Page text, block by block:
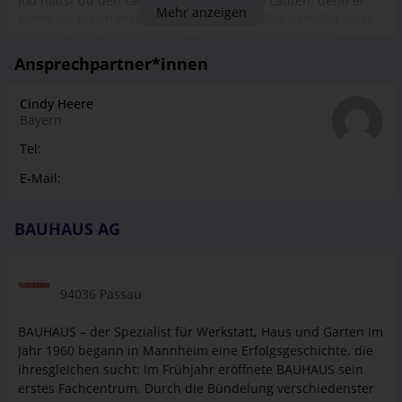
bietet dir gleich mehrere Einsatzgebiete. Du bestellst Ware,
Regale. Kunden berätst du fachkundig, bleibst auch bei den
ausgefallensten Anliegen oder Wünschen stets cool und
Kasse klingeln. Schon während deiner Ausbildung
unterstützen wir dich mit individuellen Weiter­bildungs­
möglichkeiten und machen aus dir einen echten Profi für
zeuge/Maschinen -Elektro/Leuchten/Elektro­installation -
Mehr anzeigen
Ansprechpartner*innen
Cindy Heere
Bayern
Tel:
E-Mail:
BAUHAUS AG
94036 Passau
BAUHAUS – der Spezialist für Werkstatt, Haus und Garten Im
Jahr 1960 begann in Mannheim eine Erfolgsgeschichte, die
ihresgleichen sucht: Im Frühjahr eröffnete BAUHAUS sein
erstes Fachcentrum. Durch die Bündelung verschiedenster